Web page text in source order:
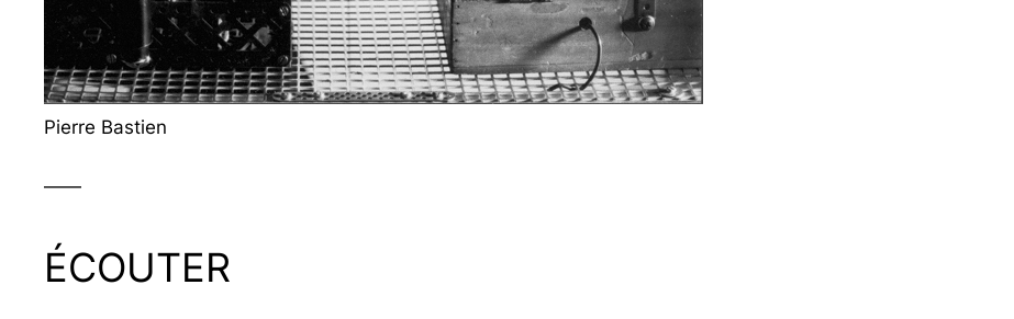
Pierre Bastien
——
ÉCOUTER